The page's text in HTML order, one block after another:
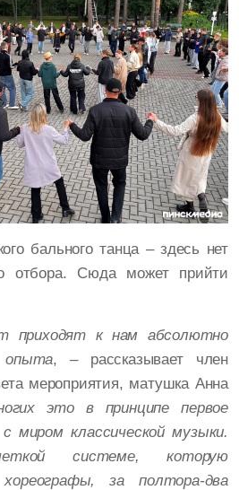
бального танца – здесь нет
отбора. Сюда может прийти
приходят к нам абсолютно
опыта, – рассказывает член
мероприятия, матушка Анна
это в принципе первое
миром классической музыки.
системе, которую
за полтора-два